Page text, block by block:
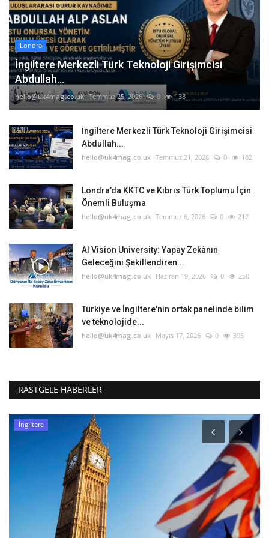
Londra
İngiltere Merkezli Türk Teknoloji Girişimcisi
Abdullah...
hello@uk4mag.co.uk Temmuz 25, 2026 0 138
İngiltere Merkezli Türk Teknoloji Girişimcisi
Abdullah...
hello@uk4mag.co.uk Temmuz 21, 2026 0 182
Londra’da KKTC ve Kıbrıs Türk Toplumu İçin
Önemli Buluşma
hello@uk4mag.co.uk Temmuz 6, 2026 0 212
AI Vision University: Yapay Zekânın
Geleceğini Şekillendiren...
hello@uk4mag.co.uk Haziran 19, 2026 0 250
Türkiye ve İngiltere'nin ortak panelinde bilim
ve teknolojide...
hello@uk4mag.co.uk Mayıs 17, 2026 0 395
RASTGELE HABERLER
İngiltere